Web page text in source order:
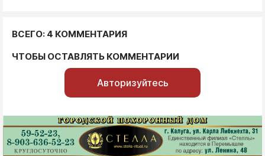
ВСЕГО: 4 КОММЕНТАРИЯ
ЧТОБЫ ОСТАВЛЯТЬ КОММЕНТАРИИ
Авторизуйтесь